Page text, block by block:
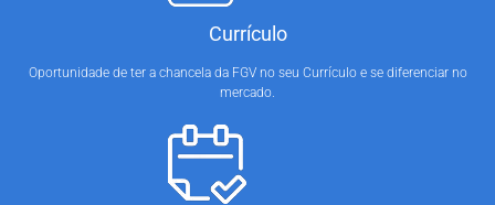
Currículo
Oportunidade de ter a chancela da FGV no seu Currículo e se diferenciar no
mercado.